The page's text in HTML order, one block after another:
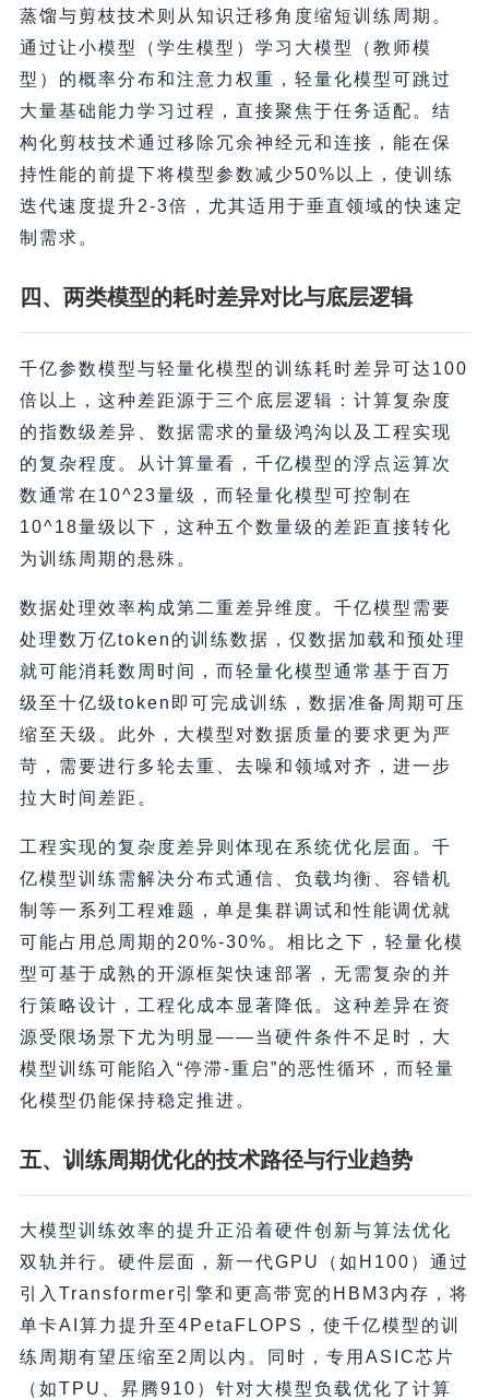
蒸馏与剪枝技术则从知识迁移角度缩短训练周期。
通过让小模型（学生模型）学习大模型（教师模
型）的概率分布和注意力权重，轻量化模型可跳过
大量基础能力学习过程，直接聚焦于任务适配。结
构化剪枝技术通过移除冗余神经元和连接，能在保
持性能的前提下将模型参数减少50%以上，使训练
迭代速度提升2-3倍，尤其适用于垂直领域的快速定
制需求。
四、两类模型的耗时差异对比与底层逻辑
千亿参数模型与轻量化模型的训练耗时差异可达100
倍以上，这种差距源于三个底层逻辑：计算复杂度
的指数级差异、数据需求的量级鸿沟以及工程实现
的复杂程度。从计算量看，千亿模型的浮点运算次
数通常在10^23量级，而轻量化模型可控制在
10^18量级以下，这种五个数量级的差距直接转化
为训练周期的悬殊。
数据处理效率构成第二重差异维度。千亿模型需要
处理数万亿token的训练数据，仅数据加载和预处理
就可能消耗数周时间，而轻量化模型通常基于百万
级至十亿级token即可完成训练，数据准备周期可压
缩至天级。此外，大模型对数据质量的要求更为严
苛，需要进行多轮去重、去噪和领域对齐，进一步
拉大时间差距。
工程实现的复杂度差异则体现在系统优化层面。千
亿模型训练需解决分布式通信、负载均衡、容错机
制等一系列工程难题，单是集群调试和性能调优就
可能占用总周期的20%-30%。相比之下，轻量化模
型可基于成熟的开源框架快速部署，无需复杂的并
行策略设计，工程化成本显著降低。这种差异在资
源受限场景下尤为明显——当硬件条件不足时，大
模型训练可能陷入“停滞-重启”的恶性循环，而轻量
化模型仍能保持稳定推进。
五、训练周期优化的技术路径与行业趋势
大模型训练效率的提升正沿着硬件创新与算法优化
双轨并行。硬件层面，新一代GPU（如H100）通过
引入Transformer引擎和更高带宽的HBM3内存，将
单卡AI算力提升至4PetaFLOPS，使千亿模型的训
练周期有望压缩至2周以内。同时，专用ASIC芯片
（如TPU、昇腾910）针对大模型负载优化了计算